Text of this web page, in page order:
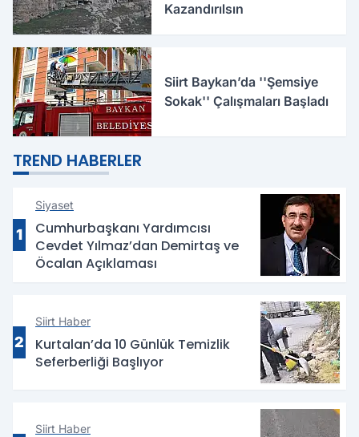
Kazandırılsın
Siirt Baykan’da ''Şemsiye
Sokak'' Çalışmaları Başladı
TREND HABERLER
1
Siyaset
Cumhurbaşkanı Yardımcısı
Cevdet Yılmaz’dan Demirtaş ve
Öcalan Açıklaması
2
Siirt Haber
Kurtalan’da 10 Günlük Temizlik
Seferberliği Başlıyor
Siirt Haber